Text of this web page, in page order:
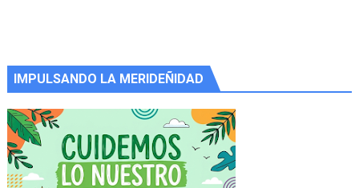
IMPULSANDO LA MERIDEÑIDAD